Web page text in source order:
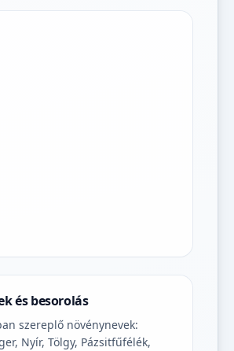
jelmagyarázatához
és besorolás
szereplő növénynevek:
Nyír, Tölgy, Pázsitfűfélék,